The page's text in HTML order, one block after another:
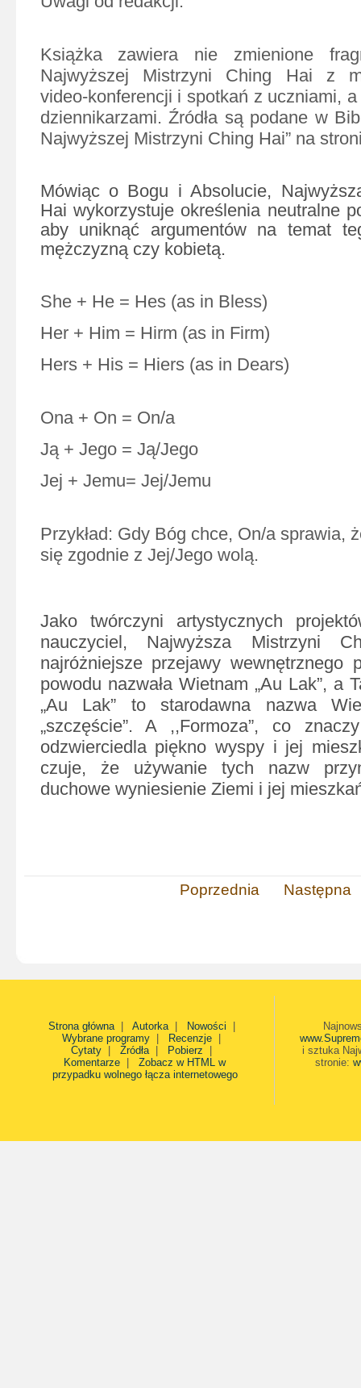
Książka zawiera nie zmienione
Najwyższej Mistrzyni Ching Hai z
video-konferencji i spotkań z uczniami,
dziennikarzami. Źródła są podane w
Najwyższej Mistrzyni Ching Hai” na
Mówiąc o Bogu i Absolucie,
Hai wykorzystuje określenia neutralne
aby uniknąć argumentów na temat
mężczyzną czy kobietą.
She + He = Hes (as in Bless)
Her + Him = Hirm (as in Firm)
Hers + His = Hiers (as in Dears)
Ona + On = On/a
Ją + Jego = Ją/Jego
Jej + Jemu= Jej/Jemu
Przykład: Gdy Bóg chce, On/a sprawia,
się zgodnie z Jej/Jego wolą.
Jako twórczyni artystycznych
nauczyciel, Najwyższa Mistrzyni
najróżniejsze przejawy wewnętrznego
powodu nazwała Wietnam „Au Lak”, a
„Au Lak” to starodawna nazwa
„szczęście”. A ,,Formoza”, co
odzwierciedla piękno wyspy i jej
czuje, że używanie tych nazw
duchowe wyniesienie Ziemi i jej
Poprzednia Następna
Strona główna| Autorka| Nowości
Wybrane programy
Recenzje
Cytaty
Źródła| Pobierz
Komentarze
Zobacz w HTML w
przypadku wolnego łącza internetowego
i sztuka
stronie: